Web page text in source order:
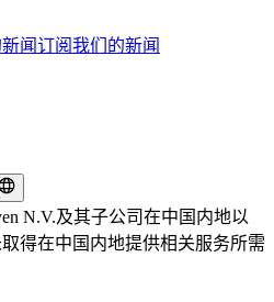
闻订阅我们的新闻
N.V.及其子公司在中国内地以
得在中国内地提供相关服务所需